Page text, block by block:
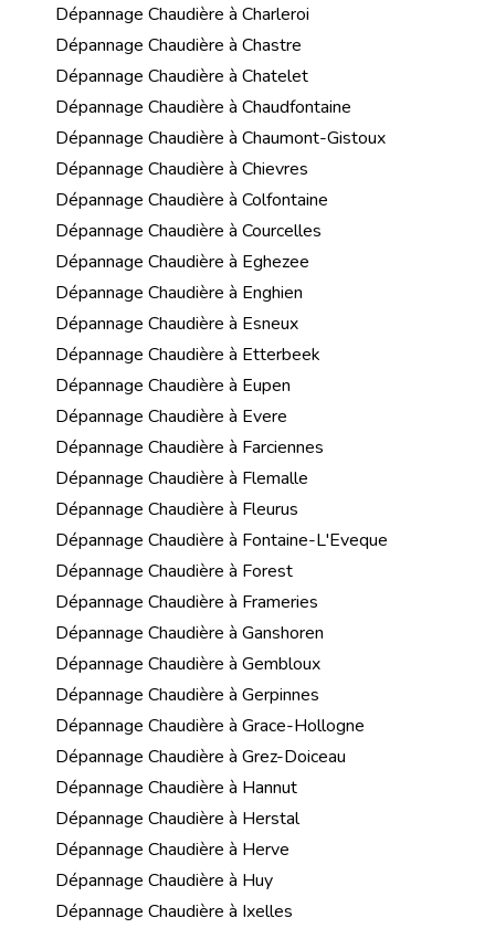
Dépannage Chaudière à Charleroi
Dépannage Chaudière à Chastre
Dépannage Chaudière à Chatelet
Dépannage Chaudière à Chaudfontaine
Dépannage Chaudière à Chaumont-Gistoux
Dépannage Chaudière à Chievres
Dépannage Chaudière à Colfontaine
Dépannage Chaudière à Courcelles
Dépannage Chaudière à Eghezee
Dépannage Chaudière à Enghien
Dépannage Chaudière à Esneux
Dépannage Chaudière à Etterbeek
Dépannage Chaudière à Eupen
Dépannage Chaudière à Evere
Dépannage Chaudière à Farciennes
Dépannage Chaudière à Flemalle
Dépannage Chaudière à Fleurus
Dépannage Chaudière à Fontaine-L'Eveque
Dépannage Chaudière à Forest
Dépannage Chaudière à Frameries
Dépannage Chaudière à Ganshoren
Dépannage Chaudière à Gembloux
Dépannage Chaudière à Gerpinnes
Dépannage Chaudière à Grace-Hollogne
Dépannage Chaudière à Grez-Doiceau
Dépannage Chaudière à Hannut
Dépannage Chaudière à Herstal
Dépannage Chaudière à Herve
Dépannage Chaudière à Huy
Dépannage Chaudière à Ixelles